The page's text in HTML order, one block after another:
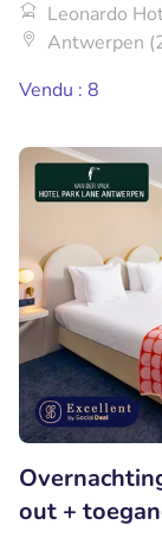
Leonardo
Antwerpen
Vendu : 8
out +